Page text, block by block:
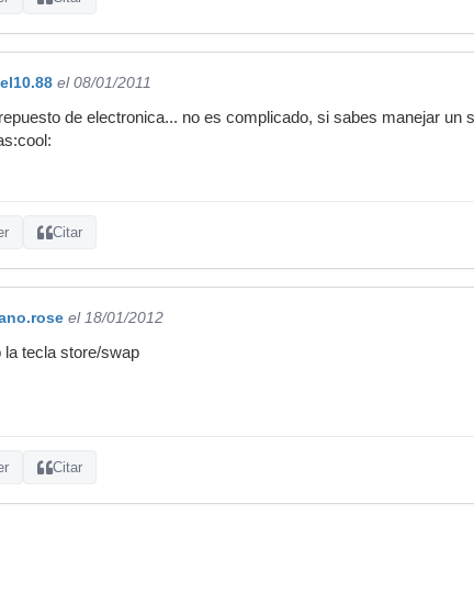
el 08/01/2011
de electronica... no es complicado, si sabes manejar un
Citar
el 18/01/2012
tecla store/swap
Citar